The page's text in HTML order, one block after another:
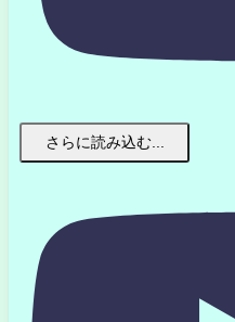
さらに読み込む...